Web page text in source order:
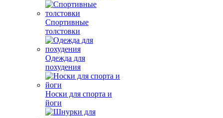
Спортивные
толстовки
Одежда для
похудения
Носки для спорта и
йоги